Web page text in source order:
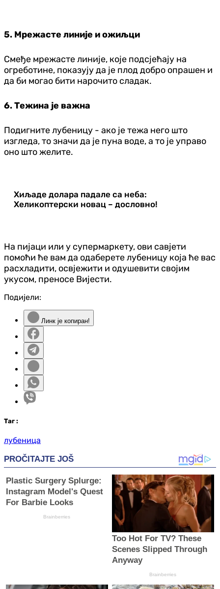
5. Мрежасте линије и ожиљци
Смеђе мрежасте линије, које подсјећају на
огреботине, показују да је плод добро опрашен и
да би могао бити нарочито сладак.
6. Тежина је важна
Подигните лубеницу - ако је тежа него што
изгледа, то значи да је пуна воде, а то је управо
оно што желите.
Хиљаде долара падале са неба:
Хеликоптерски новац – дословно!
На пијаци или у супермаркету, ови савјети
помоћи ће вам да одаберете лубеницу која ће вас
расхладити, освјежити и одушевити својим
укусом, преносе Вијести.
Подијели:
Линк је копиран!
Таг :
лубеница